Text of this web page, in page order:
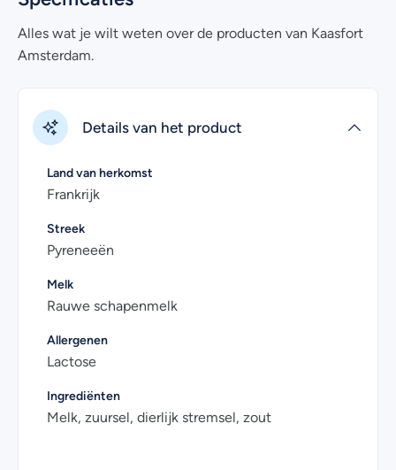
Alles wat je wilt weten over de producten van Kaasfort
Amsterdam.
Details van het product
Land van herkomst
Frankrijk
Streek
Pyreneeën
Melk
Rauwe schapenmelk
Allergenen
Lactose
Ingrediënten
Melk, zuursel, dierlijk stremsel, zout